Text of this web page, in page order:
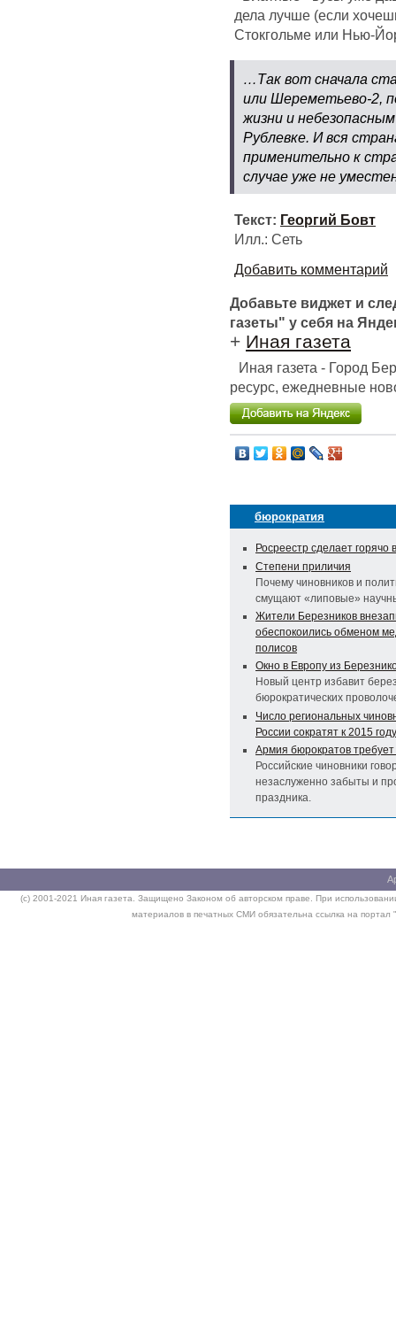
дела лучше (если
Стокгольме или Нью-
…Так вот сначала
или Шереметьево-2,
жизни и
Рублевке. И вся
применительно к
случае уже не
Текст: Георгий Бовт
Илл.: Cеть
Добавить комментарий
Добавьте виджет и
газеты" у себя на
+ Иная газета
Иная газета - Город
ресурс, ежедневные
бюрократия
Росреестр сделает горячо
Степени приличия
Почему чиновников и
смущают «липовые»
Жители Березников
обеспокоились обменом
полисов
Окно в Европу из
Новый центр избавит
бюрократических
Число региональных
России сократят к 2015 году
Армия бюрократов требует
Российские чиновники
незаслуженно забыты и
праздника.
(c) 2001-2021 Иная газета. Защищено Законом об авторском праве. При
материалов в печатных СМИ обязательна ссылка на